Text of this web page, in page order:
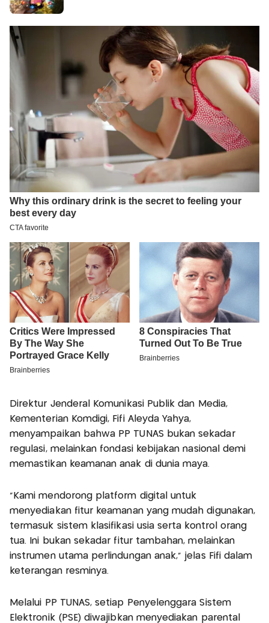
Direktur Jenderal Komunikasi Publik dan Media,
Kementerian Komdigi, Fifi Aleyda Yahya,
menyampaikan bahwa PP TUNAS bukan sekadar
regulasi, melainkan fondasi kebijakan nasional demi
memastikan keamanan anak di dunia maya.
“Kami mendorong platform digital untuk
menyediakan fitur keamanan yang mudah digunakan,
termasuk sistem klasifikasi usia serta kontrol orang
tua. Ini bukan sekadar fitur tambahan, melainkan
instrumen utama perlindungan anak,” jelas Fifi dalam
keterangan resminya.
Melalui PP TUNAS, setiap Penyelenggara Sistem
Elektronik (PSE) diwajibkan menyediakan parental